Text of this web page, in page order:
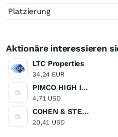
Platzierung
Aktionäre interessieren
LTC Properties
34,24 EUR
PIMCO HIGH IN F/COM SHS
4,71 USD
COHEN & STEERS/COM
20,41 USD